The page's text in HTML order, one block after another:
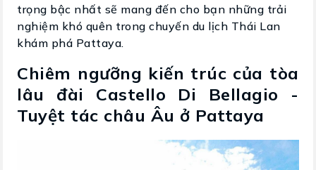
trọng bậc nhất sẽ mang đến cho bạn những trải
nghiệm khó quên trong chuyến du lịch Thái Lan
khám phá Pattaya.
Chiêm ngưỡng kiến trúc của tòa
lâu đài Castello Di Bellagio -
Tuyệt tác châu Âu ở Pattaya